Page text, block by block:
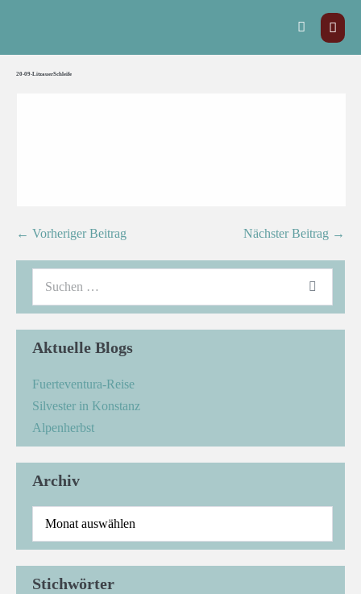
20-09-LitzauerSchleife
← Vorheriger Beitrag Nächster Beitrag →
Aktuelle Blogs
Fuerteventura-Reise
Silvester in Konstanz
Alpenherbst
Archiv
Stichwörter